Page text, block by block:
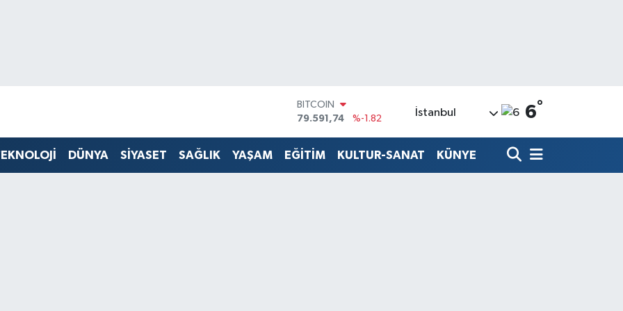
DOLAR
45,43620
%0.02
53,38690
STERLİN
61,60380
%0.18
İstanbul 6°
DÜNYA SİYASET SAĞLIK YAŞAM EĞİTİM KULTUR-SANAT KÜNYE